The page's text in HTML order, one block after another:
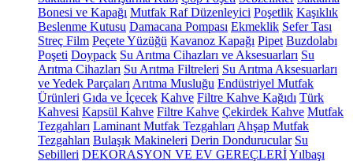
Bonesi ve Kapağı Mutfak Raf Düzenleyici Poşetlik Kaşıklık
Beslenme Kutusu Damacana Pompası Ekmeklik Sefer Tası
Streç Film Peçete Yüzüğü Kavanoz Kapağı Pipet Buzdolabı
Poşeti Doypack Su Arıtma Cihazları ve Aksesuarları Su
Arıtma Cihazları Su Arıtma Filtreleri Su Arıtma Aksesuarları
ve Yedek Parçaları Arıtma Musluğu Endüstriyel Mutfak
Ürünleri Gıda ve İçecek Kahve Filtre Kahve Kağıdı Türk
Kahvesi Kapsül Kahve Filtre Kahve Çekirdek Kahve Mutfak
Tezgahları Laminant Mutfak Tezgahları Ahşap Mutfak
Tezgahları Bulaşık Makineleri Derin Dondurucular Su
Sebilleri DEKORASYON VE EV GEREÇLERİYılbaşı